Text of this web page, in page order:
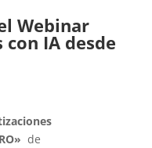
Webinar
IA desde
de